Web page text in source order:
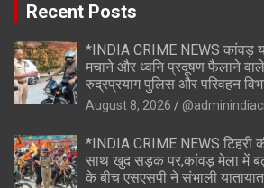
Recent Posts
*INDIA CRIME NEWS कांवड़
मचाने और ध्वनि प्रदूषण फैलाने वाले
रुद्रप्रयाग पुलिस और परिवहन
August 8, 2026
*INDIA CRIME NEWS टिहरी
साथ खुद सड़क पर,कांवड़ मेला में
के बीच एसएसपी ने संभाली